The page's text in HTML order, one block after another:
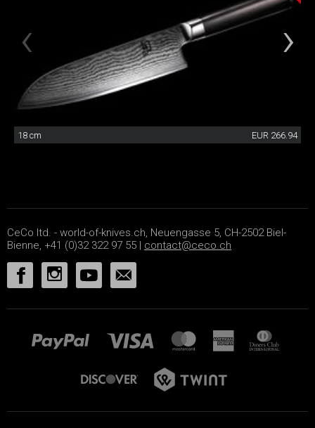
18 cm EUR 266.94
CeCo ltd. - world-of-knives.ch, Neuengasse 5, CH-2502 Biel-
Bienne, +41 (0)32 322 97 55 | contact@ceco.ch